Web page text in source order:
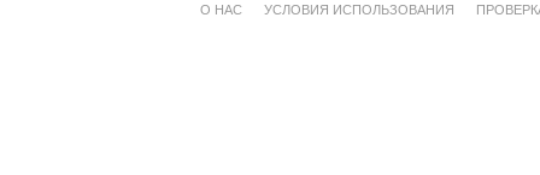
О НАС УСЛОВИЯ ИСПОЛЬЗОВАНИЯ